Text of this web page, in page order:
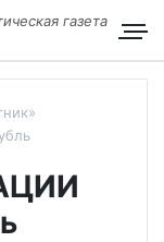
газета